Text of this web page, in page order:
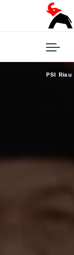
PSI Riau